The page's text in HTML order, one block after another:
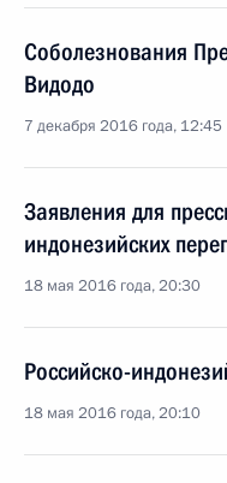
Соболезнования
Видодо
7 декабря 2016 года, 12:45
Заявления для
индонезийских
18 мая 2016 года, 20:30
Российско-
18 мая 2016 года, 20:10